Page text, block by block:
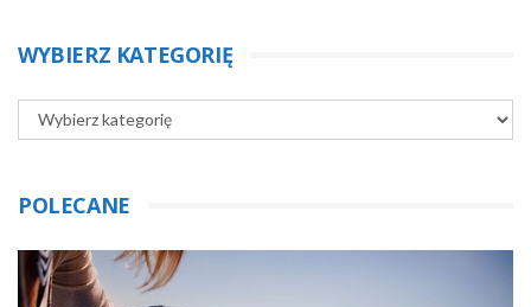
WYBIERZ KATEGORIĘ
POLECANE